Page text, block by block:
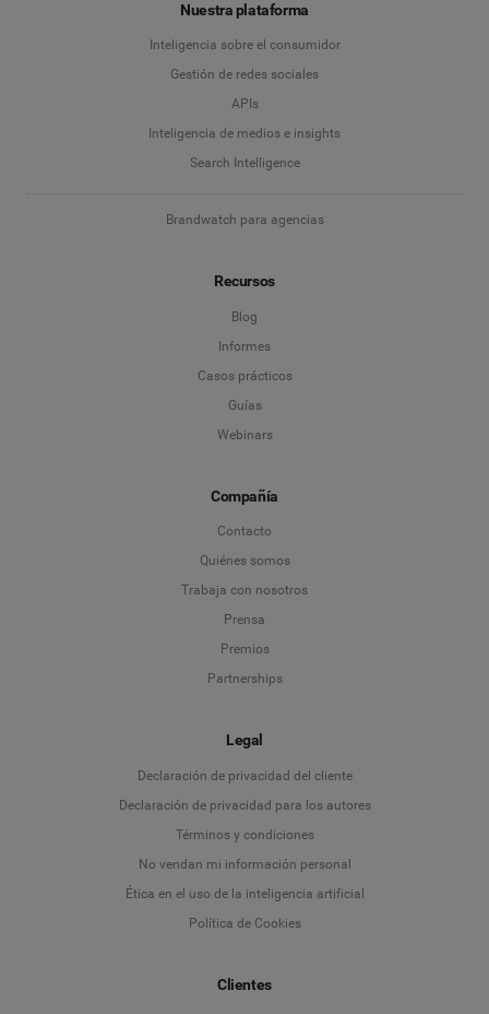
Nuestra plataforma
Inteligencia sobre el consumidor
Gestión de redes sociales
APIs
Inteligencia de medios e insights
Search Intelligence
Brandwatch para agencias
Recursos
Blog
Informes
Casos prácticos
Guías
Webinars
Compañía
Contacto
Quiénes somos
Trabaja con nosotros
Prensa
Premios
Partnerships
Legal
Declaración de privacidad del cliente
Declaración de privacidad para los autores
Términos y condiciones
No vendan mi información personal
Ética en el uso de la inteligencia artificial
Política de Cookies
Clientes
Language
Deutsch